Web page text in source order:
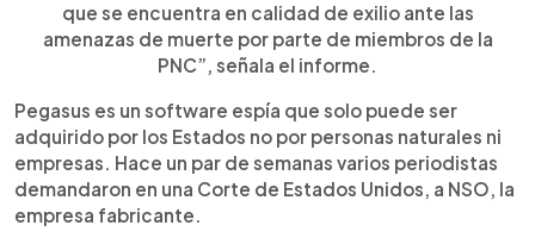
que se encuentra en calidad de exilio ante las
amenazas de muerte por parte de miembros de la
PNC”, señala el informe.
Pegasus es un software espía que solo puede ser
adquirido por los Estados no por personas naturales ni
empresas. Hace un par de semanas varios periodistas
demandaron en una Corte de Estados Unidos, a NSO, la
empresa fabricante.